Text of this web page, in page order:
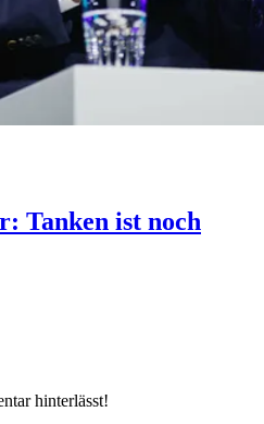
Tanken ist noch
hinterlässt!